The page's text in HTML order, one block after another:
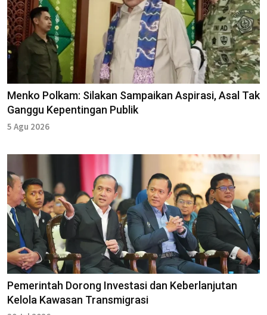
Menko Polkam: Silakan Sampaikan Aspirasi, Asal Tak
Ganggu Kepentingan Publik
5 Agu 2026
Pemerintah Dorong Investasi dan Keberlanjutan
Kelola Kawasan Transmigrasi